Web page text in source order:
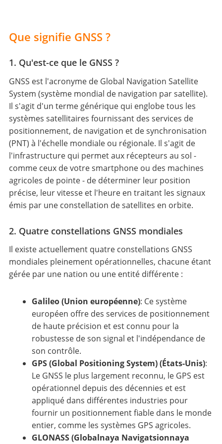
Que signifie GNSS ?
1. Qu'est-ce que le GNSS ?
GNSS est l'acronyme de Global Navigation Satellite
System (système mondial de navigation par satellite).
Il s'agit d'un terme générique qui englobe tous les
systèmes satellitaires fournissant des services de
positionnement, de navigation et de synchronisation
(PNT) à l'échelle mondiale ou régionale. Il s'agit de
l'infrastructure qui permet aux récepteurs au sol -
comme ceux de votre smartphone ou des machines
agricoles de pointe - de déterminer leur position
précise, leur vitesse et l'heure en traitant les signaux
émis par une constellation de satellites en orbite.
2. Quatre constellations GNSS mondiales
Il existe actuellement quatre constellations GNSS
mondiales pleinement opérationnelles, chacune étant
gérée par une nation ou une entité différente :
Galileo (Union européenne): Ce système
européen offre des services de positionnement
de haute précision et est connu pour la
robustesse de son signal et l'indépendance de
son contrôle.
GPS (Global Positioning System) (États-Unis):
Le GNSS le plus largement reconnu, le GPS est
opérationnel depuis des décennies et est
appliqué dans différentes industries pour
fournir un positionnement fiable dans le monde
entier, comme les systèmes GPS agricoles.
GLONASS (Globalnaya Navigatsionnaya